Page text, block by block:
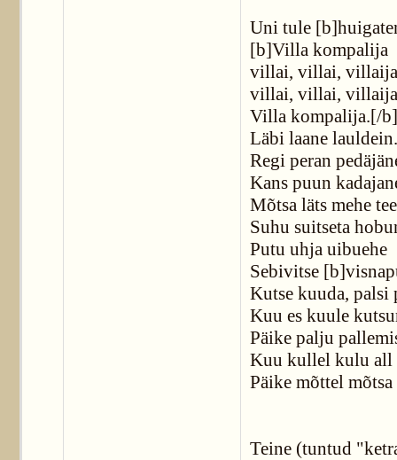
Uni tule
[b]Villa kompalija
villai, villai, villaija
villai, villai, villaija
Villa kompalija.[/b]
Läbi laane lauldein.
Regi peran
Kans puun
Mõtsa läts mehe
Suhu suitseta
Putu uhja uibuehe
Sebivitse
Kutse kuuda, palsi
Kuu es kuule
Päike palju
Kuu kullel kulu all
Päike mõttel mõtsa
Teine (tuntud